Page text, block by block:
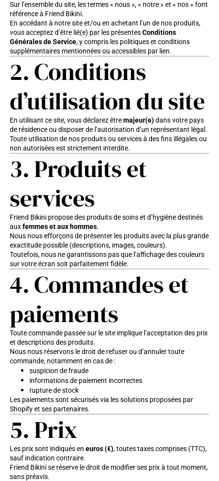
Sur l’ensemble du site, les termes « nous », « notre » et « nos » font
référence à Friend Bikini.
En accédant à notre site et/ou en achetant l’un de nos produits,
vous acceptez d’être lié(e) par les présentesConditions
Générales de Service, y compris les politiques et conditions
supplémentaires mentionnées ou accessibles par lien.
2. Conditions
d’utilisation du site
En utilisant ce site, vous déclarez êtremajeur(e)dans votre pays
de résidence ou disposer de l’autorisation d’un représentant légal.
Toute utilisation de nos produits ou services à des fins illégales ou
non autorisées est strictement interdite.
3. Produits et
services
Friend Bikini propose des produits de soins et d’hygiène destinés
auxfemmes et aux hommes.
Nous nous efforçons de présenter les produits avec la plus grande
exactitude possible (descriptions, images, couleurs).
Toutefois, nous ne garantissons pas que l’affichage des couleurs
sur votre écran soit parfaitement fidèle.
4. Commandes et
paiements
Toute commande passée sur le site implique l’acceptation des prix
et descriptions des produits.
Nous nous réservons le droit de refuser ou d’annuler toute
commande, notamment en cas de :
suspicion de fraude
informations de paiement incorrectes
rupture de stock
Les paiements sont sécurisés via les solutions proposées par
Shopify et ses partenaires.
5. Prix
Les prix sont indiqués en euros (€), toutes taxes comprises (TTC),
sauf indication contraire.
Friend Bikini se réserve le droit de modifier ses prix à tout moment,
sans préavis.